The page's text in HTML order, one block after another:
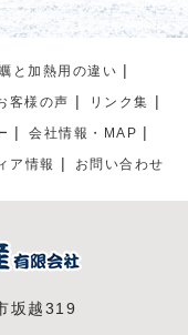
と加熱用の違い
客様の声
リンク集
会社情報・MAP
ア情報 お問い合わせ
坂越319